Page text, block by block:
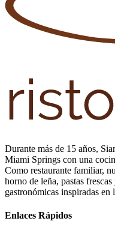
Durante más de 15 años,
Miami Springs con una
Como restaurante familiar,
horno de leña, pastas
gastronómicas inspiradas en
Enlaces Rápidos